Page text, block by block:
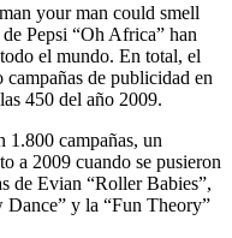
your man could smell
Pepsi “Oh Africa” han
el mundo. En total, el
campañas de publicidad en
450 del año 2009.
1.800 campañas, un
a 2009 cuando se pusieron
de Evian “Roller Babies”,
y la “Fun Theory”